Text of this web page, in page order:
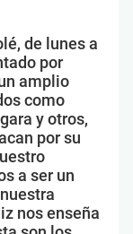
de lunes a
por
amplio
como
y otros,
por su
a ser un
nos enseña